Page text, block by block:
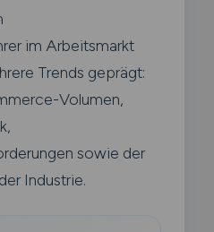
im Arbeitsmarkt
Trends geprägt:
Volumen,
sowie der
Industrie.